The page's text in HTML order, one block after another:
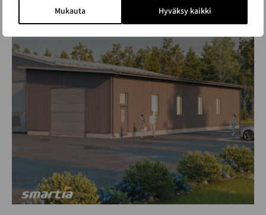
Mukauta Hyväksy kaikki
ALK. 65 500 €
Kerrosala 180 m²